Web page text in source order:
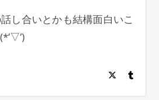
し合いとかも結構面白いこ